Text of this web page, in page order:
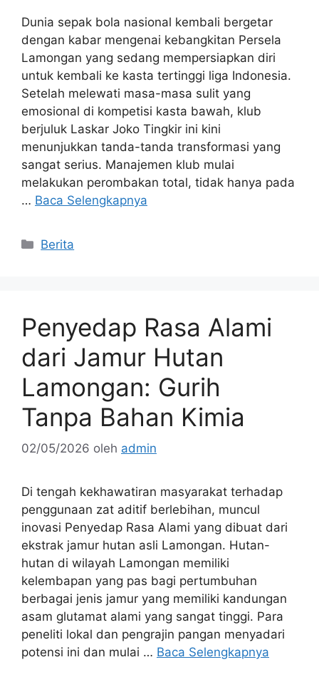
Dunia sepak bola nasional kembali bergetar
dengan kabar mengenai kebangkitan Persela
Lamongan yang sedang mempersiapkan diri
untuk kembali ke kasta tertinggi liga Indonesia.
Setelah melewati masa-masa sulit yang
emosional di kompetisi kasta bawah, klub
berjuluk Laskar Joko Tingkir ini kini
menunjukkan tanda-tanda transformasi yang
sangat serius. Manajemen klub mulai
melakukan perombakan total, tidak hanya pada
… Baca Selengkapnya
Kategori
Berita
Penyedap Rasa Alami
dari Jamur Hutan
Lamongan: Gurih
Tanpa Bahan Kimia
02/05/2026 oleh admin
Di tengah kekhawatiran masyarakat terhadap
penggunaan zat aditif berlebihan, muncul
inovasi Penyedap Rasa Alami yang dibuat dari
ekstrak jamur hutan asli Lamongan. Hutan-
hutan di wilayah Lamongan memiliki
kelembapan yang pas bagi pertumbuhan
berbagai jenis jamur yang memiliki kandungan
asam glutamat alami yang sangat tinggi. Para
peneliti lokal dan pengrajin pangan menyadari
potensi ini dan mulai … Baca Selengkapnya